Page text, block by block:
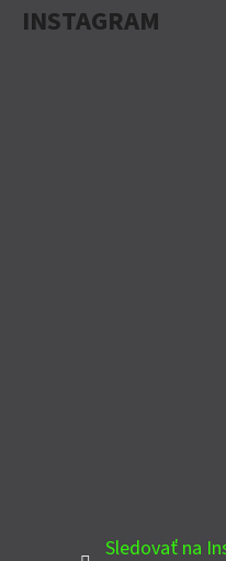
INSTAGRAM
Sledovať na